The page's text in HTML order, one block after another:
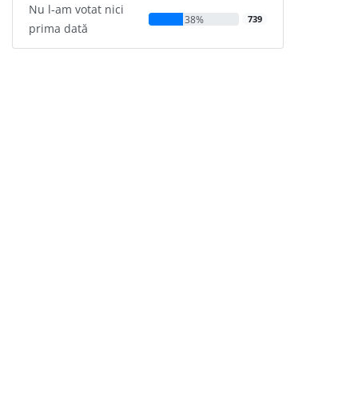
Nu l-am votat nici
prima dată
38% 739